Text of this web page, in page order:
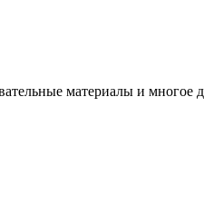
материалы и многое